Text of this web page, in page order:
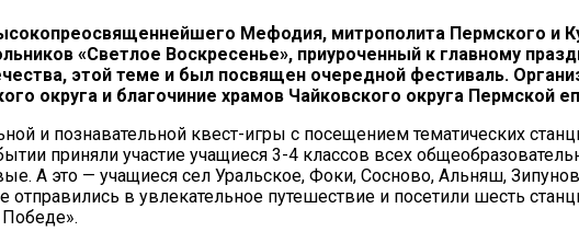
Мефодия, митрополита Пермского и
«Светлое Воскресенье», приуроченный к главному
этой теме и был посвящен очередной фестиваль.
округа и благочиние храмов Чайковского округа Пермской
и познавательной квест-игры с посещением тематических
приняли участие учащиеся 3-4 классов всех
А это — учащиеся сел Уральское, Фоки, Сосново, Альняш,
в увлекательное путешествие и посетили шесть